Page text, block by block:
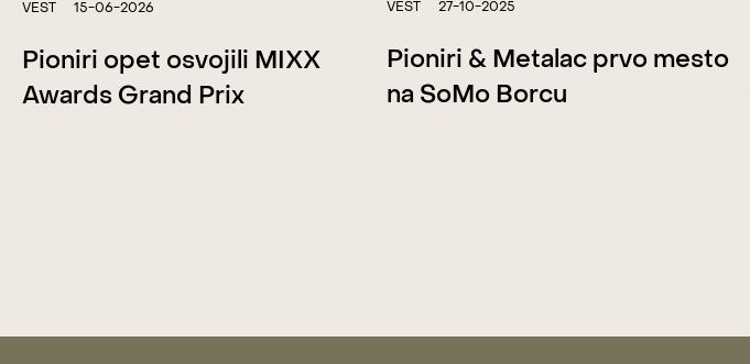
VEST 15-06-2026
Pioniri opet osvojili MIXX
Awards Grand Prix
VEST 27-10-2025
Pioniri & Metalac prvo mesto
na SoMo Borcu